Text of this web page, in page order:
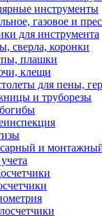
инструменты
газовое и
для инструмента
сверла, коронки
плашки
клещи
для пены,
и труборезы
и